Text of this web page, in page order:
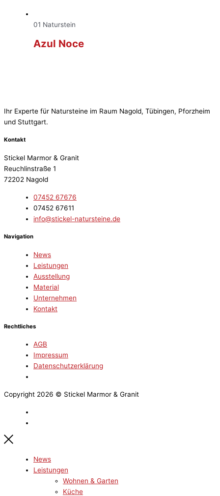
01 Naturstein
Azul Noce
Ihr Experte für Natursteine im Raum Nagold, Tübingen, Pforzheim
und Stuttgart.
Kontakt
Stickel Marmor & Granit
Reuchlinstraße 1
72202 Nagold
07452 67676
07452 67611
info@stickel-natursteine.de
Navigation
News
Leistungen
Ausstellung
Material
Unternehmen
Kontakt
Rechtliches
AGB
Impressum
Datenschutzerklärung
Copyright 2026 © Stickel Marmor & Granit
News
Leistungen
Wohnen & Garten
Küche